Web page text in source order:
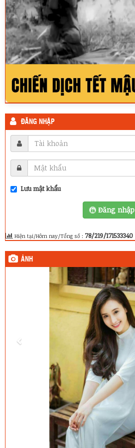
ĐĂNG NHẬP
Lưu mật khẩu
Đăng nhập
Hiện tại/Hôm nay/Tổng số : 78/219/171533340
ẢNH